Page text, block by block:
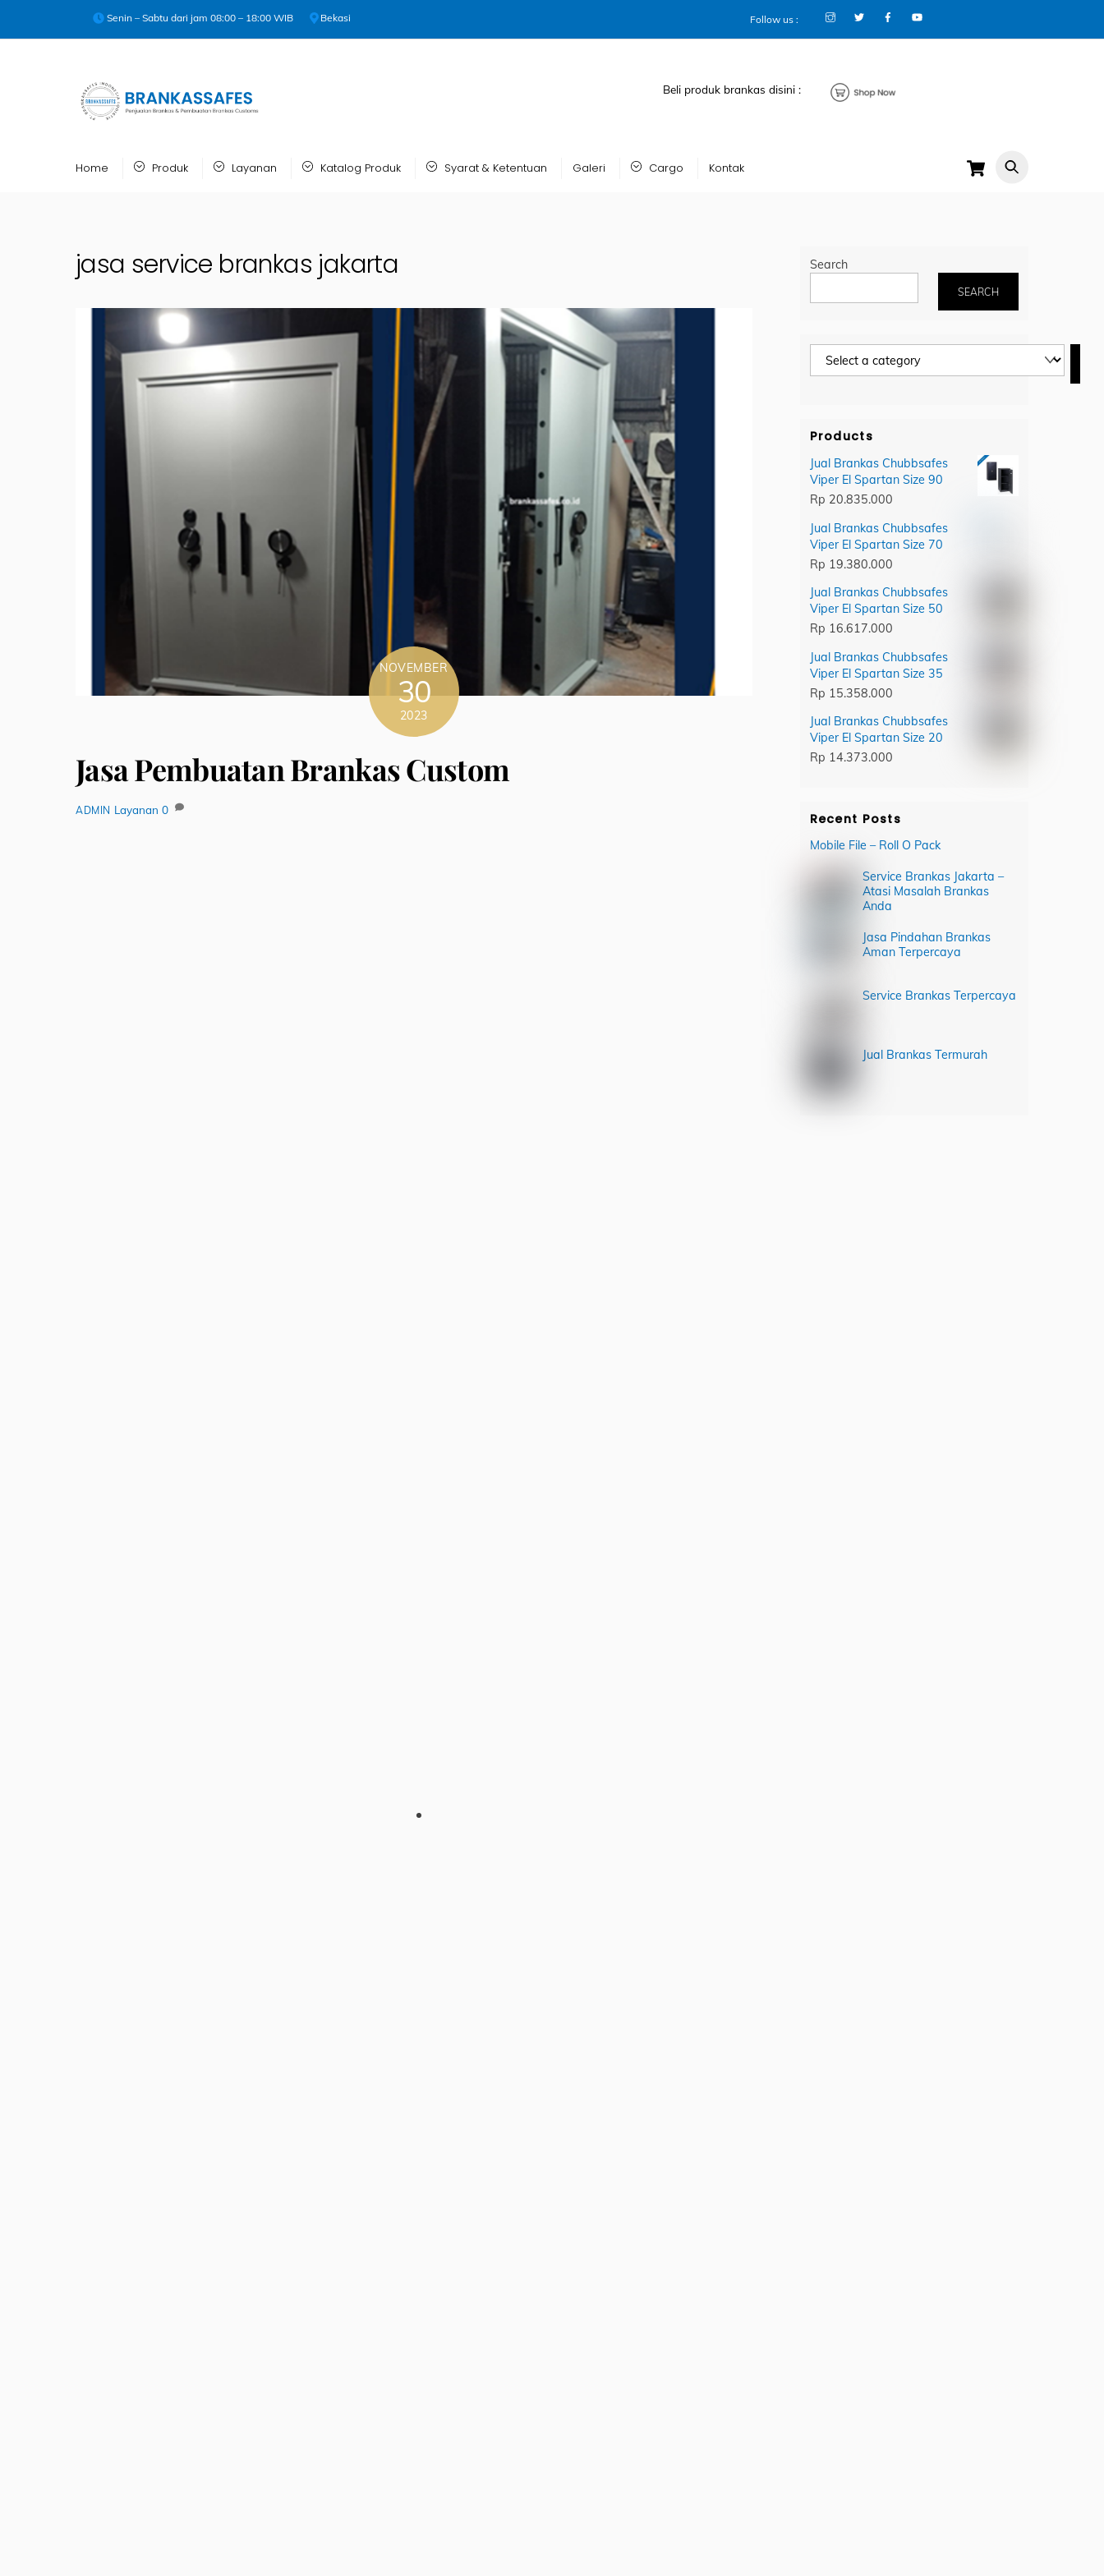
content
Senin – Sabtu dari jam 08:00 – 18:00 WIB Bekasi Follow us :
Cart
Home Produk Layanan Katalog Produk Syarat & Ketentuan Galeri Cargo Kontak
Beli produk brankas disini :
jasa service brankas jakarta
NOVEMBER
30
2023
Jasa Pembuatan Brankas Custom
ADMIN Layanan 0
Search
SEARCH
Products
Jual Brankas Chubbsafes
Viper El Spartan Size 90
Rp 20.835.000
Jual Brankas Chubbsafes
Viper El Spartan Size 70
Rp 19.380.000
Jual Brankas Chubbsafes
Viper El Spartan Size 50
Rp 16.617.000
Jual Brankas Chubbsafes
Viper El Spartan Size 35
Rp 15.358.000
Jual Brankas Chubbsafes
Viper El Spartan Size 20
Rp 14.373.000
Recent Posts
Mobile File – Roll O Pack
Service Brankas Jakarta –
Atasi Masalah Brankas
Anda
Jasa Pindahan Brankas
Aman Terpercaya
Service Brankas Terpercaya
Jual Brankas Termurah